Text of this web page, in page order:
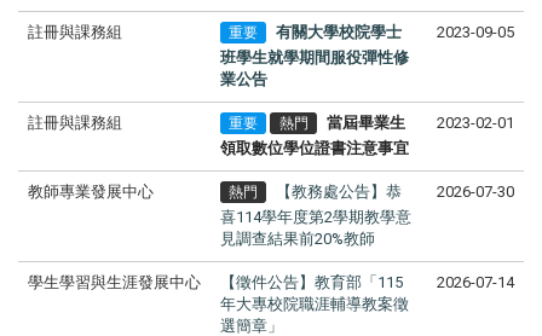
註冊與課務組 重要
有關大學校院學士
班學生就學期間服役彈性修
業公告
2023-09-05
註冊與課務組 重要 熱門
當屆畢業生
領取數位學位證書注意事宜
2023-02-01
教師專業發展中心 熱門
【教務處公告】恭
喜114學年度第2學期教學意
見調查結果前20%教師
2026-07-30
學生學習與生涯發展中心
【徵件公告】教育部「115
年大專校院職涯輔導教案徵
選簡章」
2026-07-14